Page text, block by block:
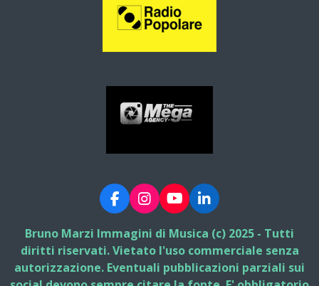
F
a
c
e
b
o
I
n
s
t
a
g
Y
o
u
T
u
b
L
i
n
k
e
d
Bruno Marzi Immagini di Musica (c) 2025 - Tutti
diritti riservati. Vietato l'uso commerciale senza
autorizzazione. Eventuali pubblicazioni parziali sui